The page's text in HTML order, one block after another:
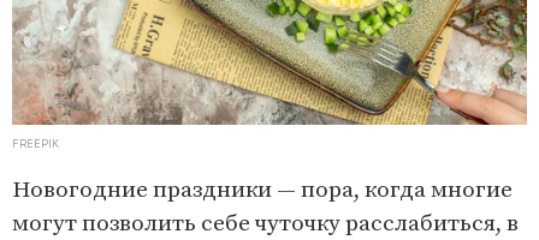
FREEPIK
Новогодние праздники — пора, когда многие
могут позволить себе чуточку расслабиться, в